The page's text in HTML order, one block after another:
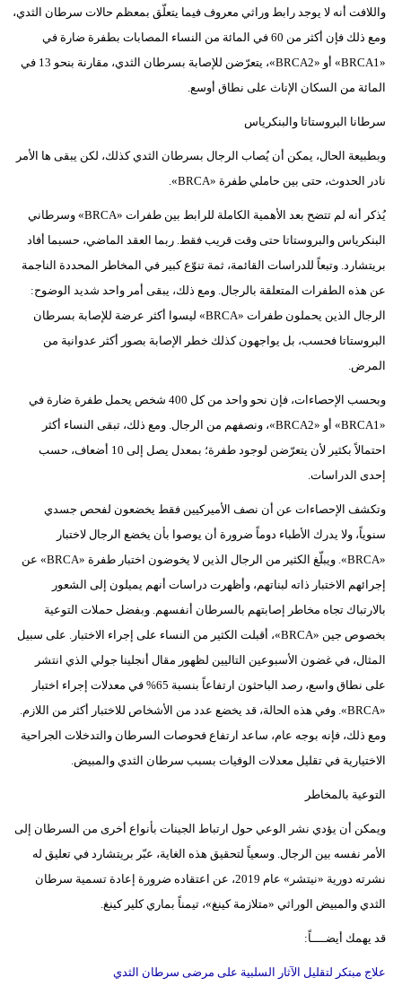
واللافت أنه لا يوجد رابط وراثي معروف فيما يتعلّق بمعظم حالات سرطان الثدي،
ومع ذلك فإن أكثر من 60 في المائة من النساء المصابات بطفرة ضارة في
«BRCA1» أو «BRCA2»، يتعرّضن للإصابة بسرطان الثدي، مقارنة بنحو 13 في
المائة من السكان الإناث على نطاق أوسع.
سرطانا البروستاتا والبنكرياس
وبطبيعة الحال، يمكن أن يُصاب الرجال بسرطان الثدي كذلك، لكن يبقى ها الأمر
نادر الحدوث، حتى بين حاملي طفرة «BRCA».
يُذكر أنه لم تتضح بعد الأهمية الكاملة للرابط بين طفرات «BRCA» وسرطاني
البنكرياس والبروستاتا حتى وقت قريب فقط. ربما العقد الماضي، حسبما أفاد
بريتشارد. وتبعاً للدراسات القائمة، ثمة تنوّع كبير في المخاطر المحددة الناجمة
عن هذه الطفرات المتعلقة بالرجال. ومع ذلك، يبقى أمر واحد شديد الوضوح:
الرجال الذين يحملون طفرات «BRCA» ليسوا أكثر عرضة للإصابة بسرطان
البروستاتا فحسب، بل يواجهون كذلك خطر الإصابة بصور أكثر عدوانية من
المرض.
وبحسب الإحصاءات، فإن نحو واحد من كل 400 شخص يحمل طفرة ضارة في
«BRCA1» أو «BRCA2»، ونصفهم من الرجال. ومع ذلك، تبقى النساء أكثر
احتمالاً بكثير لأن يتعرّضن لوجود طفرة؛ بمعدل يصل إلى 10 أضعاف، حسب
إحدى الدراسات.
وتكشف الإحصاءات عن أن نصف الأميركيين فقط يخضعون لفحص جسدي
سنوياً، ولا يدرك الأطباء دوماً ضرورة أن يوصوا بأن يخضع الرجال لاختبار
«BRCA». ويبلّغ الكثير من الرجال الذين لا يخوضون اختبار طفرة «BRCA» عن
إجرائهم الاختبار ذاته لبناتهم، وأظهرت دراسات أنهم يميلون إلى الشعور
بالارتباك تجاه مخاطر إصابتهم بالسرطان أنفسهم. وبفضل حملات التوعية
بخصوص جين «BRCA»، أقبلت الكثير من النساء على إجراء الاختبار. على سبيل
المثال، في غضون الأسبوعين التاليين لظهور مقال أنجلينا جولي الذي انتشر
على نطاق واسع، رصد الباحثون ارتفاعاً بنسبة 65% في معدلات إجراء اختبار
«BRCA». وفي هذه الحالة، قد يخضع عدد من الأشخاص للاختبار أكثر من اللازم.
ومع ذلك، فإنه بوجه عام، ساعد ارتفاع فحوصات السرطان والتدخلات الجراحية
الاختيارية في تقليل معدلات الوفيات بسبب سرطان الثدي والمبيض.
التوعية بالمخاطر
ويمكن أن يؤدي نشر الوعي حول ارتباط الجينات بأنواع أخرى من السرطان إلى
الأمر نفسه بين الرجال. وسعياً لتحقيق هذه الغاية، عبّر بريتشارد في تعليق له
نشرته دورية «نيتشر» عام 2019، عن اعتقاده ضرورة إعادة تسمية سرطان
الثدي والمبيض الوراثي «متلازمة كينغ»، تيمناً بماري كلير كينغ.
قد يهمك أيضــــاً:
علاج مبتكر لتقليل الآثار السلبية على مرضى سرطان الثدي